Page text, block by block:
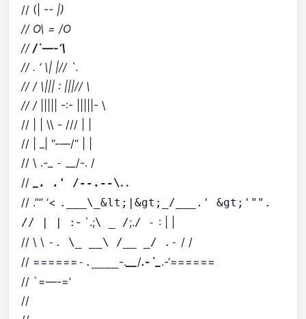
// (| -- |)
// O\ = /O
// /`—-‘\
// . ‘ \| |// `.
// / \||| : |||// \
// /
||||| -:- |||||- \
// | | \\ - /// | |
// | _| ‘’-—/‘’ | |
// \ .-_
-
/-. /
//
. .' /--.--\. .
// .”” ‘< .___\_&lt;|&gt;_/___.' &gt;'"".
// | | : - `.;\ _ /;./ - : | |
// \ \ -. \_ __\ /__ _/ .- / /
// ====== -.____ -. /.-`_ .-‘======
// `=—-=’
//